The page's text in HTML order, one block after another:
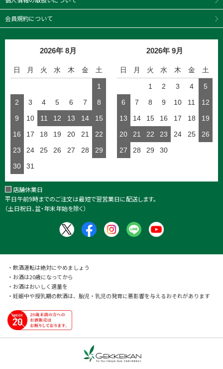
会員規約について
2026年 8月
日 月 火 水 木 金 土
1
2
3 4 5 6 7
8
9
10 11 12 13 14
15
16
17 18 19 20 21
22
23
24 25 26 27 28
29
30
31
2026年 9月
日 月 火 水 木 金 土
1 2 3 4
5
6
7 8 9 10 11
12
13
14 15 16 17 18
19
20
21 22 23 24 25
26
27
28 29 30
店舗休業日
平日午前9時までのご注文は最短で翌営業日に配送します。
（土日祝日、盆・年末年始を除く）
・飲酒運転は絶対にやめましょう
・お酒は20歳になってから
・お酒はおいしく適量を
・妊娠中や授乳期の飲酒は、胎児・乳児の発育に悪影響を与えるおそれがあります